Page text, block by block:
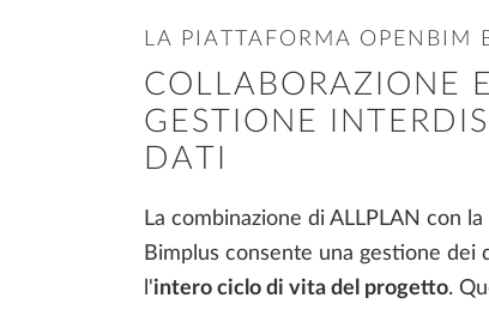
LA PIATTAFORMA OPENBIM
COLLABORAZIONE
GESTIONE
DATI
La combinazione di ALLPLAN con la
Bimplus consente una gestione
l'intero ciclo di vita del progetto.